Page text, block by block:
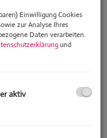
Einwilligung Cookies
zur Analyse Ihres
Daten verarbeiten.
und
aktiv